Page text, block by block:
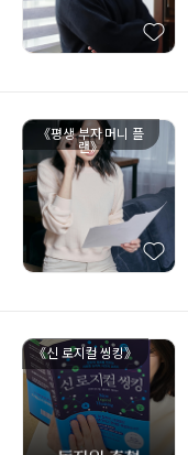
《평생 부자 머니 플
랜》
《신 로지컬 씽킹》